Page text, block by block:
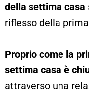
della settima casa
riflesso della
Proprio come la
settima casa è
attraverso una